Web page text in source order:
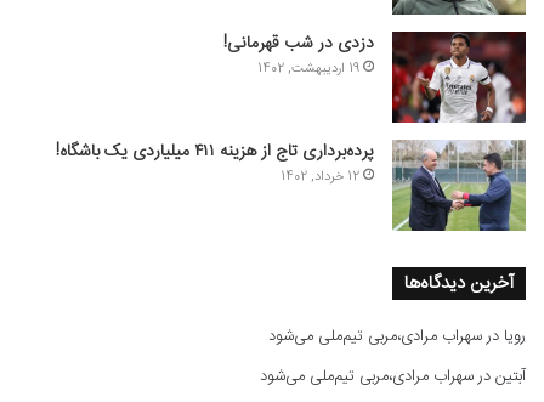
دزدی در شب قهرمانی!
19 اردیبهشت, 1402
پرده‌برداری تاج از هزینه ۴۱۱ میلیاردی یک باشگاه!
12 خرداد, 1402
آخرین دیدگاه‌ها
رویا درسهراب مرادی،مربی تیم‌ملی می‌شود
آبتیندرسهراب مرادی،مربی تیم‌ملی می‌شود